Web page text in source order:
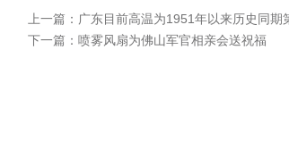
上一篇： 广东目前高温为1951年以来历史同期
下一篇： 喷雾风扇为佛山军官相亲会送祝福